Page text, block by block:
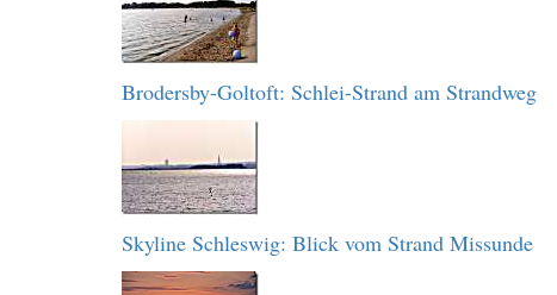
Brodersby-Goltoft: Schlei-Strand am Strandweg
Skyline Schleswig: Blick vom Strand Missunde